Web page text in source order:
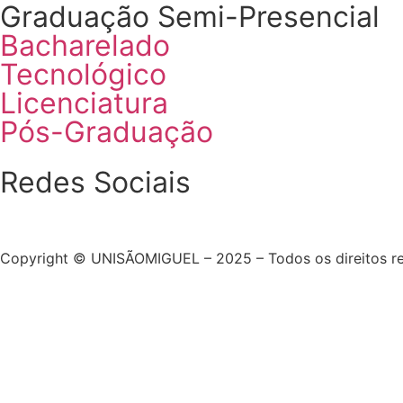
Graduação Semi-Presencial
Bacharelado
Tecnológico
Licenciatura
Pós-Graduação
Redes Sociais
Copyright © UNISÃOMIGUEL – 2025 – Todos os direitos